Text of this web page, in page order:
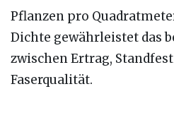
Pflanzen pro
Dichte gewährleistet das
zwischen Ertrag,
Faserqualität.